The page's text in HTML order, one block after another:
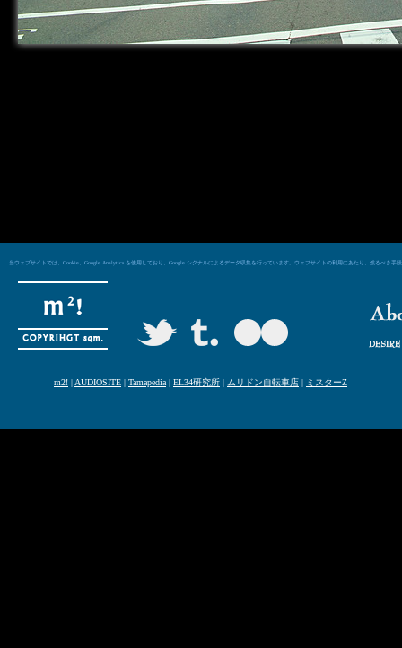
当ウェブサイトでは、Cookie、Google Analytics を使用しており、Google シグナルによるデータ収集を行っています。ウェブサイトの利用にあたり、然るべき
m2! | AUDIOSITE | Tamapedia | EL34研究所 | ムリドン自転車店 | ミスターZ